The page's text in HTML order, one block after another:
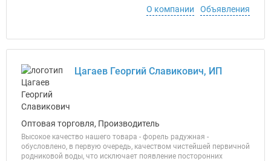
О компании
Объявления
Цагаев Георгий Славикович, ИП
Оптовая торговля, Производитель
Высокое качество нашего товара - форель радужная -
обусловлено, в первую очередь, качеством чистейшей первичной
родниковой воды, что исключает появление посторонних